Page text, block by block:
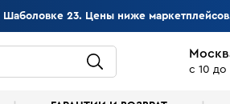
Шаболовке 23. Цены ниже
с 10